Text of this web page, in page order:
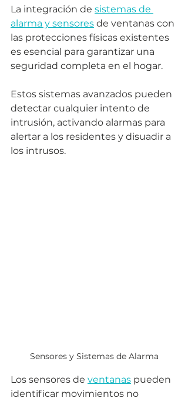
La integración de sistemas de
alarma y sensores de ventanas con
las protecciones físicas existentes
es esencial para garantizar una
seguridad completa en el hogar.
Estos sistemas avanzados pueden
detectar cualquier intento de
intrusión, activando alarmas para
alertar a los residentes y disuadir a
los intrusos.
Sensores y Sistemas de Alarma
Los sensores de ventanas pueden
identificar movimientos no